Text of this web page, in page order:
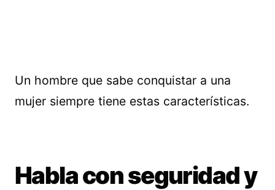
Un hombre que sabe conquistar a una
mujer siempre tiene estas características.
Habla con seguridad y